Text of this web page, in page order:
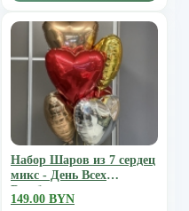
Набор Шаров из 7 сердец
микс - День Всех
Влюбленных
149.00 BYN